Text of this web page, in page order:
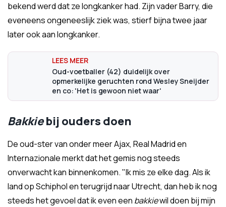
bekend werd dat ze longkanker had. Zijn vader Barry, die
eveneens ongeneeslijk ziek was, stierf bijna twee jaar
later ook aan longkanker.
Oud-voetballer (42) duidelijk over
opmerkelijke geruchten rond Wesley Sneijder
en co: 'Het is gewoon niet waar'
Bakkiebij ouders doen
De oud-ster van onder meer Ajax, Real Madrid en
Internazionale merkt dat het gemis nog steeds
onverwacht kan binnenkomen. "Ik mis ze elke dag. Als ik
land op Schiphol en terugrijd naar Utrecht, dan heb ik nog
steeds het gevoel dat ik even een bakkiewil doen bij mijn